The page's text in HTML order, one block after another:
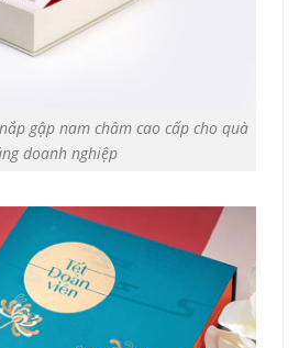
gập nam châm cao cấp cho quà
doanh nghiệp